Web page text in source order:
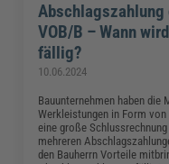
Abschlagszahlung
VOB/B – Wann
fällig?
10.06.2024
Bauunternehmen haben die
Werkleistungen in Form
eine große
mehreren
den Bauherrn Vorteile